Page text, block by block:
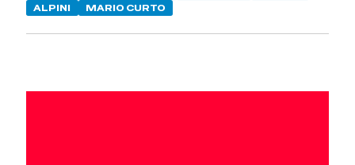
ALPINI
MARIO CURTO